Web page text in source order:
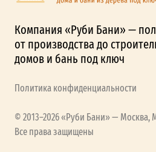
Компания «Руби Бани» —
от производства до
домов и бань под ключ
Политика конфиденциальности
© 2013–2026 «Руби Бани» — Москва,
Все права защищены